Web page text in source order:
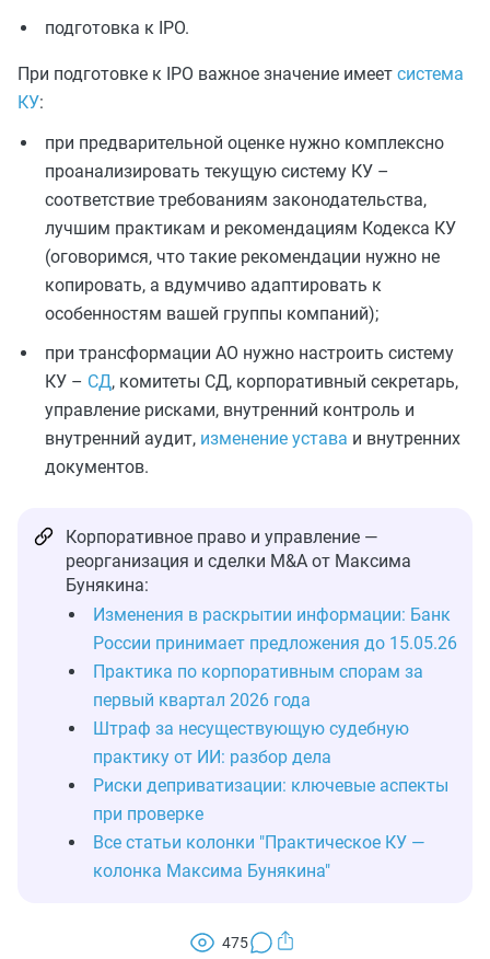
подготовка к IPO.
При подготовке к IPO важное значение имеет система
КУ:
при предварительной оценке нужно комплексно
проанализировать текущую систему КУ –
соответствие требованиям законодательства,
лучшим практикам и рекомендациям Кодекса КУ
(оговоримся, что такие рекомендации нужно не
копировать, а вдумчиво адаптировать к
особенностям вашей группы компаний);
при трансформации АО нужно настроить систему
КУ – СД, комитеты СД, корпоративный секретарь,
управление рисками, внутренний контроль и
внутренний аудит, изменение устава и внутренних
документов.
Корпоративное право и управление —
реорганизация и сделки M&A от Максима
Бунякина:
Изменения в раскрытии информации: Банк
России принимает предложения до 15.05.26
Практика по корпоративным спорам за
первый квартал 2026 года
Штраф за несуществующую судебную
практику от ИИ: разбор дела
Риски деприватизации: ключевые аспекты
при проверке
Все статьи колонки "Практическое КУ —
колонка Максима Бунякина"
475